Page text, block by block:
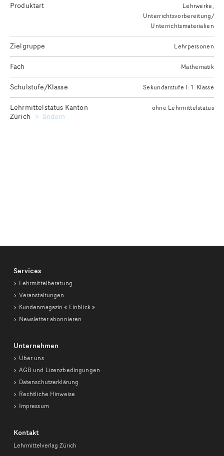
Produktart
Lehrwerke
Unterrichtsvorbereitung/
Unterrichtsmaterialien
Zielgruppe Lehrpersonen
Fach Mathematik
Schulstufe/Klasse Sekundarstufe I: 1. Klasse
Lehrmittelstatus Kanton
Zürich
Kanton für die Ausgabe des gewünschten
ändern
ohne Lehrmittelstatus
Services
Lehrmittelberatung
Veranstaltungen
Kundenmagazin« Einblick »
Newsletter abonnieren
Unternehmen
Über uns
AGB und Lizenzbedingungen
Datenschutzerklärung
Rechtliche Hinweise
Impressum
Kontakt
Lehrmittelverlag Zürich